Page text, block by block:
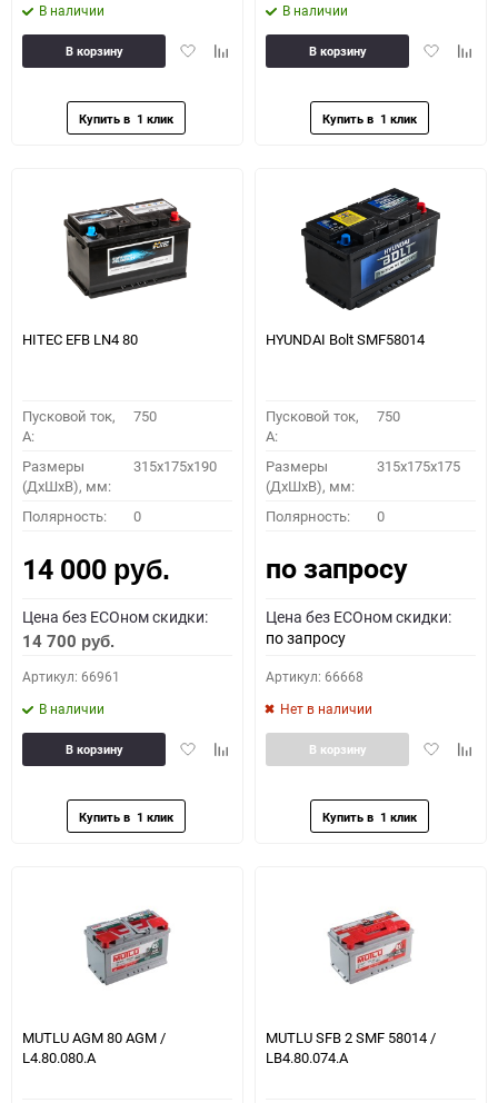
В наличии
ДобавитьДобавить
В корзину
В наличии
Добавить
В корзину
HITEC EFB LN4 80
Пусковой ток,
A:
750
Размеры
(ДхШхВ), мм:
315x175x190
Полярность: 0
14 000 руб.
Цена без ECOном скидки:
14 700 руб.
Артикул: 66961
В наличии
ДобавитьДобавить
В корзину
HYUNDAI Bolt SMF58014
Пусковой ток,
A:
750
Размеры
(ДхШхВ), мм:
315x175x175
Полярность: 0
по запросу
Цена без ECOном скидки:
по запросу
Артикул: 66668
Нет в наличии
Добавить
В корзину
MUTLU AGM 80 AGM /
L4.80.080.A
MUTLU SFB 2 SMF 58014 /
LB4.80.074.A